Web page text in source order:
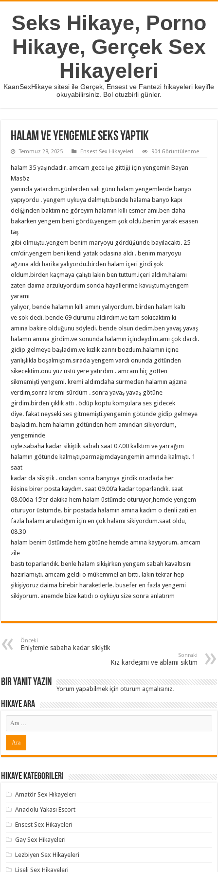
Seks Hikaye, Porno
Hikaye, Gerçek Sex
Hikayeleri
KaanSexHikaye sitesi ile Gerçek, Ensest ve Fantezi hikayeleri keyifle
okuyabilirsiniz. Bol otuzbirli günler.
Halam ve yengemle seks yaptık
Temmuz 28, 2025 Ensest Sex Hikayeleri 904 Görüntülenme
halam 35 yaşındadır. amcam gece işe gittiği için yengemin Bayan
Masöz
yanında yatardım.günlerden salı günü halam yengemlerde banyo
yapıyordu . yengem uykuya dalmıştı.bende halama banyo kapı
deliğinden baktım ne göreyim halamın kıllı esmer amı.ben daha
bakarken yengem beni gördü.yengem şok oldu.benim yarak esasen
taş
gibi olmuştu.yengem benim maryoyu gördüğünde bayılacaktı. 25
cm’dir.yengem beni kendi yatak odasına aldı . benim maryoyu
ağzına aldı harika yalıyordu.birden halam içeri girdi şok
oldum.birden kaçmaya çalıştı lakin ben tuttum.içeri aldım.halamı
zaten daima arzuluyordum sonda hayallerime kavuştum.yengem
yaramı
yalıyor, bende halamın kıllı amını yalıyordum. birden halam kaltı
ve sok dedi. bende 69 durumu aldırdım.ve tam sokıcaktım ki
amına bakire olduğunu söyledi. bende olsun dedim.ben yavaş yavaş
halamn amına girdim.ve sonunda halamın içindeydim.amı çok dardı.
gidip gelmeye başladım.ve kızlık zarını bozdum.halamın içine
yanlışlıkla boşalmıştım.sırada yengem vardı onunda götünden
sikecektim.onu yüz üstü yere yatırdım . amcam hiç götten
sikmemişti yengemi. kremi aldımdaha sürmeden halamın ağzına
verdim,sonra kremi sürdüm . sonra yavaş yavaş götüne
girdim.birden çıklık attı . ödüp koptu komşulara ses gidecek
diye. fakat neyseki ses gitmemişti.yengemin götünde gidip gelmeye
başladım. hem halamın götünden hem amından sikiyordum,
yengeminde
öyle.sabaha kadar sikiştik sabah saat 07.00 kalktım ve yarrağım
halamın götünde kalmıştı,parmağımdayengemin amında kalmıştı. 1
saat
kadar da sikiştik . ondan sonra banyoya girdik oradada her
ikisine birer posta kaydım. saat 09.00’a kadar toparlandık. saat
08.00da 15’er dakika hem halam üstümde oturuyor,hemde yengem
oturuyor üstümde. bir postada halamın amına kadım o denli zati en
fazla halamı aruladığım için en çok halamı sikiyordum.saat oldu,
08.30
halam benim üstümde hem götüne hemde amına kayıyorum. amcam
zile
bastı toparlandık. benle halam sikişirken yengem sabah kavaltısını
hazırlamıştı. amcam geldi o mükemmel an bitti. lakin tekrar hep
şikişiyoruz daima birebir haraketlerle. busefer en fazla yengemi
sikiyorum. anemde bize katıdı o öyküyü size sonra anlatırım
Önceki
Eniştemle sabaha kadar sikiştik
Sonraki
Kız kardeşimi ve ablamı siktim
Bir yanıt yazın
Yorum yapabilmek içinoturum açmalısınız.
Hikaye ARA
Hikaye Kategorileri
Amatör Sex Hikayeleri
Anadolu Yakası Escort
Ensest Sex Hikayeleri
Gay Sex Hikayeleri
Lezbiyen Sex Hikayeleri
Liseli Sex Hikayeleri